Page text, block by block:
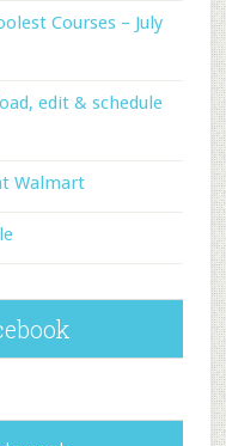
Courses – July
edit & schedule
Walmart